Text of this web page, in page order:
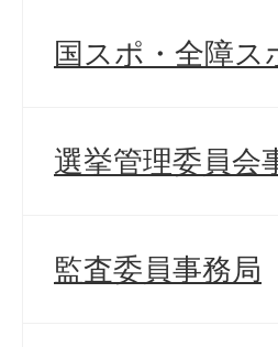
国スポ・全障ス
選挙管理委員会
監査委員事務局